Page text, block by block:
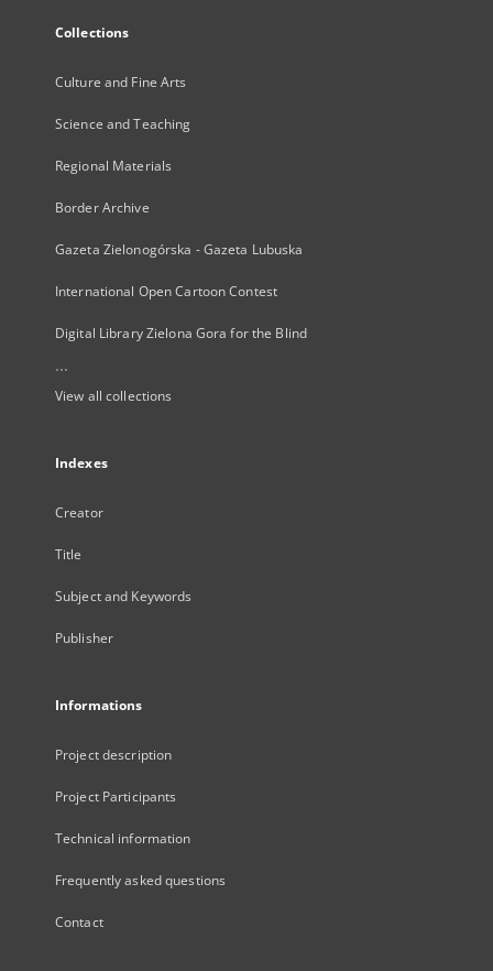
Collections
Culture and Fine Arts
Science and Teaching
Regional Materials
Border Archive
Gazeta Zielonogórska - Gazeta Lubuska
International Open Cartoon Contest
Digital Library Zielona Gora for the Blind
...
View all collections
Indexes
Creator
Title
Subject and Keywords
Publisher
Informations
Project description
Project Participants
Technical information
Frequently asked questions
Contact